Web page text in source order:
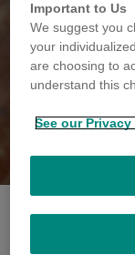
Important to Us
We suggest you
your
are choosing to
understand this
See our